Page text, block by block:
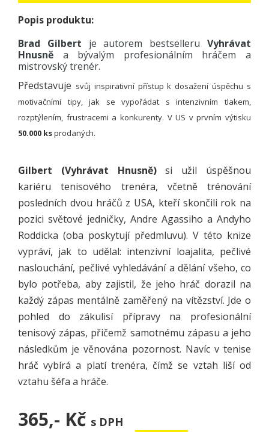
Popis produktu:
Brad Gilbert je autorem bestselleruVyhrávat
Hnusně a bývalým profesionálním hráčem a
mistrovský trenér.
Představuje svůj inspirativní přístup k dosažení úspěchu s
motivačními tipy, jak se vypořádat s intenzivním tlakem,
rozptýlením, frustracemi a konkurenty. V US v prvním výtisku
50.000 ksprodaných.
Gilbert (Vyhrávat Hnusně)si užil úspěšnou
kariéru tenisového trenéra, včetně trénování
posledních dvou hráčů z USA, kteří skončili rok na
pozici světové jedničky, Andre Agassiho a Andyho
Roddicka (oba poskytují předmluvu). V této knize
vypráví, jak to udělal: intenzivní loajalita, pečlivé
naslouchání, pečlivé vyhledávání a dělání všeho, co
bylo potřeba, aby zajistil, že jeho hráč dorazil na
každý zápas mentálně zaměřený na vítězství. Jde o
pohled do zákulisí přípravy na profesionální
tenisový zápas, přičemž samotnému zápasu a jeho
následkům je věnována pozornost. Navíc v tenise
hráč vybírá a platí trenéra, čímž se vztah liší od
vztahu šéfa a hráče.
365,- Kč s DPH